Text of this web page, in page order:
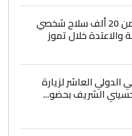
الداخلية: تسجيل أكثر من 20 ألف سلاح شخصي
والاعتدة خلال تموز
الدولي العاشر لزيارة
الشريف بحضو...